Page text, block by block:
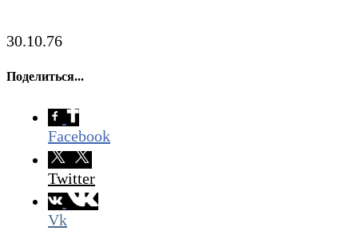
30.10.76
Поделиться...
Facebook
Twitter
Vk